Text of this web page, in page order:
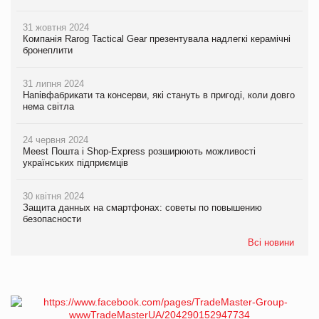
31 жовтня 2024
Компанія Rarog Tactical Gear презентувала надлегкі керамічні
бронеплити
31 липня 2024
Напівфабрикати та консерви, які стануть в пригоді, коли довго
нема світла
24 червня 2024
Meest Пошта і Shop-Express розширюють можливості
українських підприємців
30 квітня 2024
Защита данных на смартфонах: советы по повышению
безопасности
Всі новини